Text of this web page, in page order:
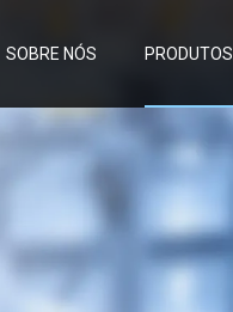
SOBRE NÓS PRODUTOS